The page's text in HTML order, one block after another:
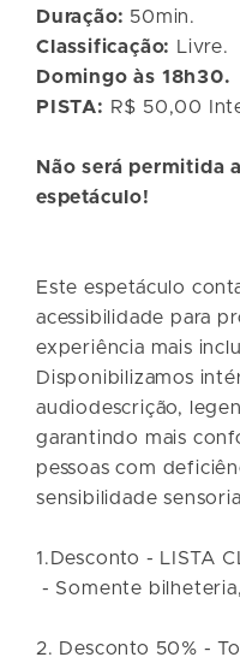
Duração: 50min.
Classificação:
Livre.
Domingo às 18h30.
PISTA: R$ 50,00
Não será permitida
espetáculo!
Este espetáculo
acessibilidade para
experiência mais
Disponibilizamos
audiodescrição,
garantindo mais
pessoas com
sensibilidade
1.Desconto - LISTA
- Somente
2. Desconto 50% -